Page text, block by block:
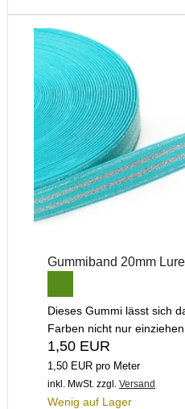
Gummiband 20mm
Dieses Gummi lässt sich
Farben nicht nur einziehen,
1,50 EUR
1,50 EUR pro Meter
inkl. MwSt. zzgl. Versand
Wenig auf Lager